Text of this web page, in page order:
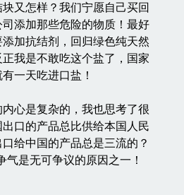
又怎样？我们宁愿自己买回
添加那些危险的物质！最好
加抗结剂，回归绿色纯天然
我是不敢吃这个盐了，国家
一天吃进口盐！
是复杂的，我也思考了很
口的产品总比供给本国人民
给中国的产品总是三流的？
是无可争议的原因之一！